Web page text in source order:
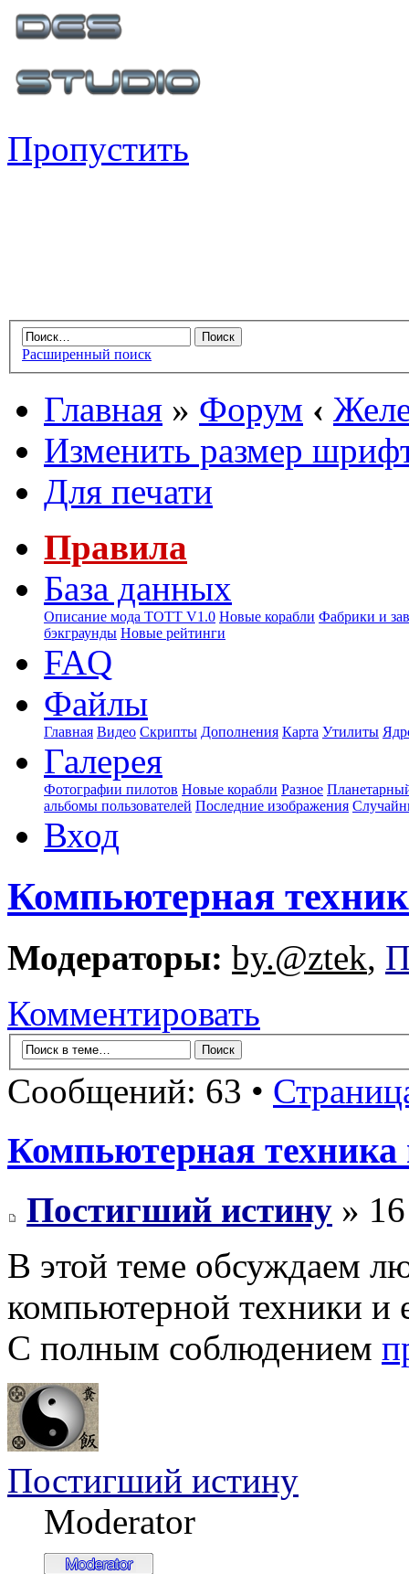
Пропустить
Расширенный поиск
Главная » Форум ‹
Изменить размер
Для печати
Правила
База данных
Описание мода ТОТТ V1.0 Новые корабли Фабрики и
бэкграунды Новые рейтинги
FAQ
Файлы
Главная Видео Скрипты Дополнения Карта Утилиты
Галерея
Фотографии пилотов Новые корабли Разное
альбомы пользователей Последние изображения
Вход
Компьютерная
Модераторы: by.@ztek,
Комментировать
Сообщений: 63 •
Компьютерная
Постигший истину »
В этой теме обсуждаем
компьютерной техники и
С полным соблюдением
Постигший истину
Moderator